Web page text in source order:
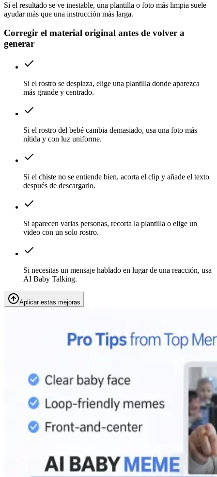
Si el resultado se ve inestable, una plantilla o foto más limpia suele
ayudar más que una instrucción más larga.
Corregir el material original antes de volver a
generar
Si el rostro se desplaza, elige una plantilla donde aparezca
más grande y centrado.
Si el rostro del bebé cambia demasiado, usa una foto más
nítida y con luz uniforme.
Si el chiste no se entiende bien, acorta el clip y añade el texto
después de descargarlo.
Si aparecen varias personas, recorta la plantilla o elige un
video con un solo rostro.
Si necesitas un mensaje hablado en lugar de una reacción, usa
AI Baby Talking.
Aplicar estas mejoras